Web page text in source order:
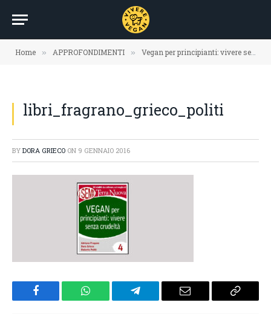
Home » APPROFONDIMENTI » Vegan per principianti: vivere senza crudeltà
libri_fragrano_grieco_politi
BY DORA GRIECO ON 9 GENNAIO 2016
Facebook WhatsApp Telegram Email
Copy